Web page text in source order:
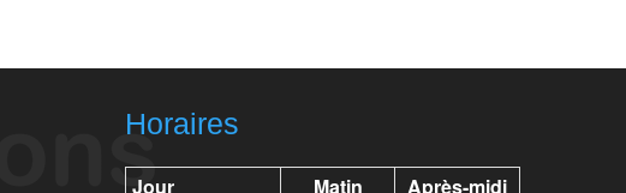
Horaires
Jour Matin Après-midi